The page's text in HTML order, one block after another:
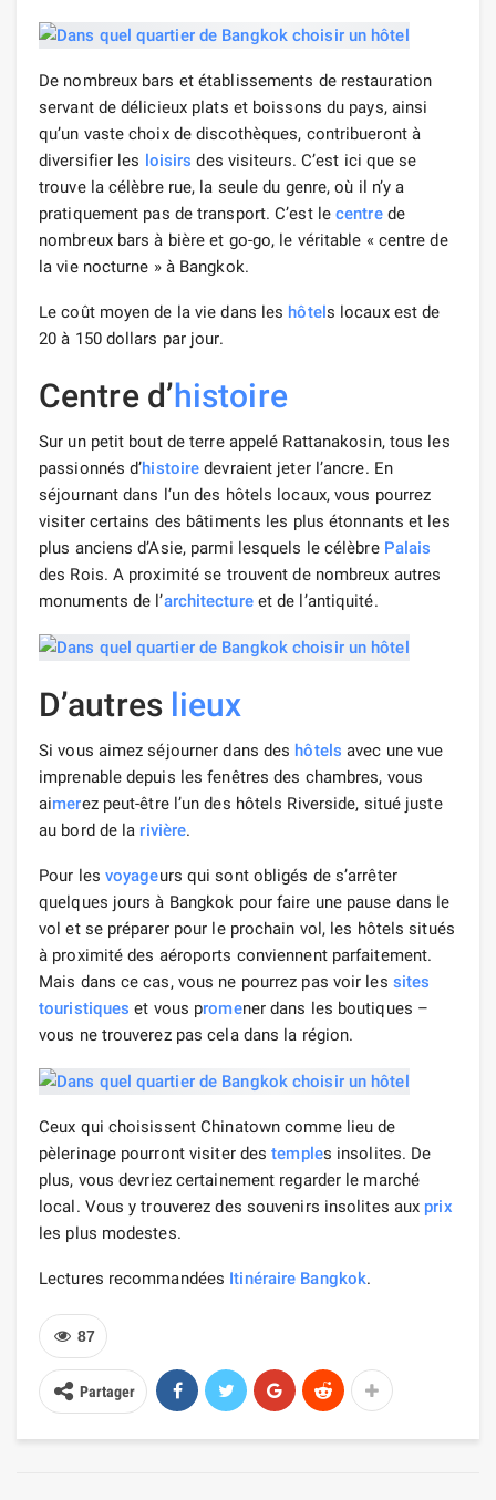
De nombreux bars et établissements de restauration
servant de délicieux plats et boissons du pays, ainsi
qu’un vaste choix de discothèques, contribueront à
diversifier les loisirs des visiteurs. C’est ici que se
trouve la célèbre rue, la seule du genre, où il n’y a
pratiquement pas de transport. C’est lecentrede
nombreux bars à bière et go-go, le véritable « centre de
la vie nocturne » à Bangkok.
Le coût moyen de la vie dans les hôtels locaux est de
20 à 150 dollars par jour.
Centre d’histoire
Sur un petit bout de terre appelé Rattanakosin, tous les
passionnés d’histoire devraient jeter l’ancre. En
séjournant dans l’un des hôtels locaux, vous pourrez
visiter certains des bâtiments les plus étonnants et les
plus anciens d’Asie, parmi lesquels le célèbre Palais
des Rois. A proximité se trouvent de nombreux autres
monuments de l’architectureet de l’antiquité.
D’autres lieux
Si vous aimez séjourner dans des hôtels avec une vue
imprenable depuis les fenêtres des chambres, vous
aimerez peut-être l’un des hôtels Riverside, situé juste
au bord de la rivière.
Pour les voyageurs qui sont obligés de s’arrêter
quelques jours à Bangkok pour faire une pause dans le
vol et se préparer pour le prochain vol, les hôtels situés
à proximité des aéroports conviennent parfaitement.
Mais dans ce cas, vous ne pourrez pas voir les sites
touristiques et vous promener dans les boutiques –
vous ne trouverez pas cela dans la région.
Ceux qui choisissent Chinatown comme lieu de
pèlerinage pourront visiter destemples insolites. De
plus, vous devriez certainement regarder le marché
local. Vous y trouverez des souvenirs insolites aux prix
les plus modestes.
Lectures recommandées Itinéraire Bangkok.
87
Partager